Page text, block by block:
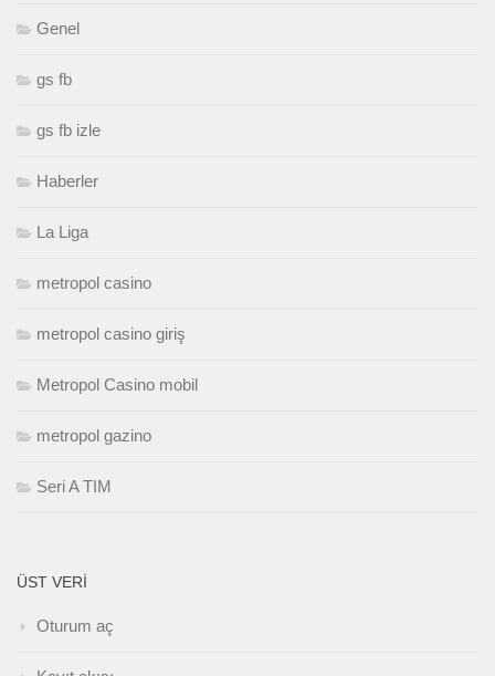
Genel
gs fb
gs fb izle
Haberler
La Liga
metropol casino
metropol casino giriş
Metropol Casino mobil
metropol gazino
Seri A TIM
ÜST VERI
Oturum aç